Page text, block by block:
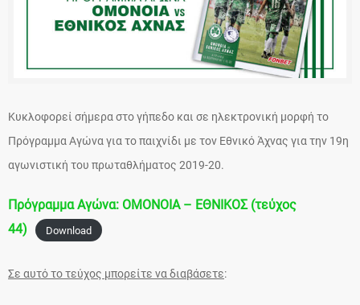
Κυκλοφορεί σήμερα στο γήπεδο και σε ηλεκτρονική μορφή το
Πρόγραμμα Αγώνα για το παιχνίδι με τον Εθνικό Άχνας για την 19η
αγωνιστική του πρωταθλήματος 2019-20.
Πρόγραμμα Αγώνα: ΟΜΟΝΟΙΑ – ΕΘΝΙΚΟΣ (τεύχος
44)
Download
Σε αυτό το τεύχος μπορείτε να διαβάσετε: